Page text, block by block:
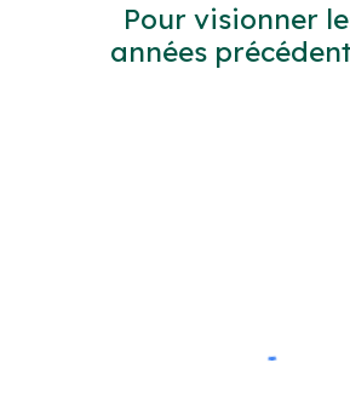
Pour visionner
années